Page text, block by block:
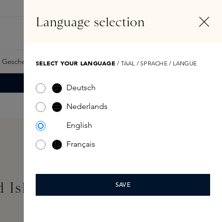
Samples Skins Exclusives Skins Boxen
Island Shampoo 275ml
Language selection
SELECT YOUR LANGUAGE / TAAL / SPRACHE / LANGUE
Deutsch
Nederlands
English
Français
SAVE